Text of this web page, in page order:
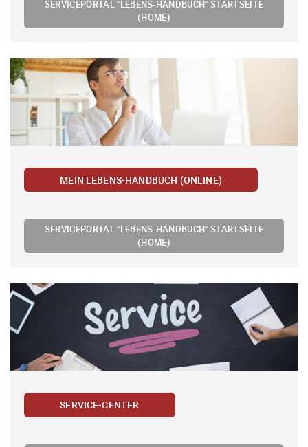
SERVICEPORTAL "LEBENS-HANDBUCH" STARTSEITE
(HOME)
MEIN LEBENS-HANDBUCH (ONLINE)
SERVICEPORTAL "LEBENS-HANDBUCH" STARTSEITE
(HOME)
SERVICE-CENTER